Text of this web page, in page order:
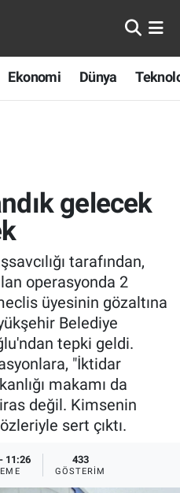
Ekonomi Dünya
gelecek
tarafından,
operasyonda 2
üyesinin gözaltına
Belediye
tepki geldi.
"İktidar
makamı da
değil. Kimsenin
sert çıktı.
11:26 433
GÖSTERIM
ve Fikstür